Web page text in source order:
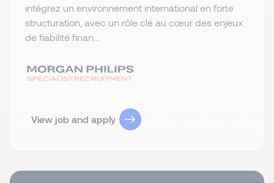
intégrez un environnement international en forte
structuration, avec un rôle clé au cœur des enjeux
de fiabilité finan...
View job and apply